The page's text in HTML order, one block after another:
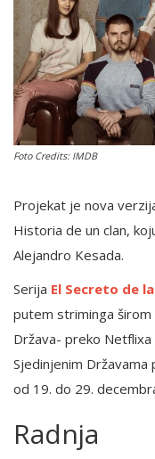
Register
English
Foto Credits: IMDB
Projekat je nova
Historia de un clan,
Alejandro Kesada.
Serija El Secreto de
putem striminga
Država- preko
Sjedinjenim
od 19. do 29.
Radnja